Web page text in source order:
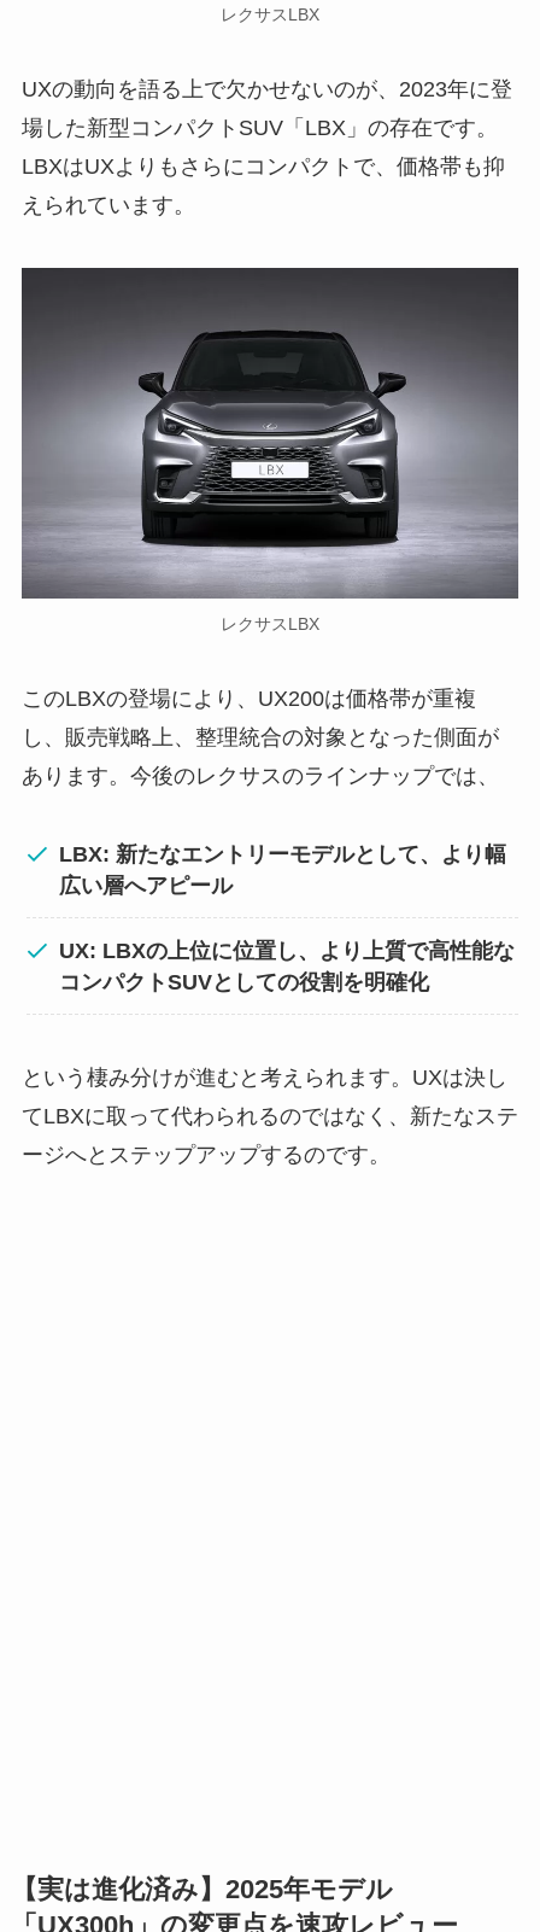
レクサスLBX
UXの動向を語る上で欠かせないのが、2023年に登
場した新型コンパクトSUV「LBX」の存在です。
LBXはUXよりもさらにコンパクトで、価格帯も抑
えられています。
レクサスLBX
このLBXの登場により、UX200は価格帯が重複
し、販売戦略上、整理統合の対象となった側面が
あります。今後のレクサスのラインナップでは、
LBX: 新たなエントリーモデルとして、より幅
広い層へアピール
UX: LBXの上位に位置し、より上質で高性能な
コンパクトSUVとしての役割を明確化
という棲み分けが進むと考えられます。UXは決し
てLBXに取って代わられるのではなく、新たなステ
ージへとステップアップするのです。
【実は進化済み】2025年モデル
「UX300h」の変更点を速攻レビュー